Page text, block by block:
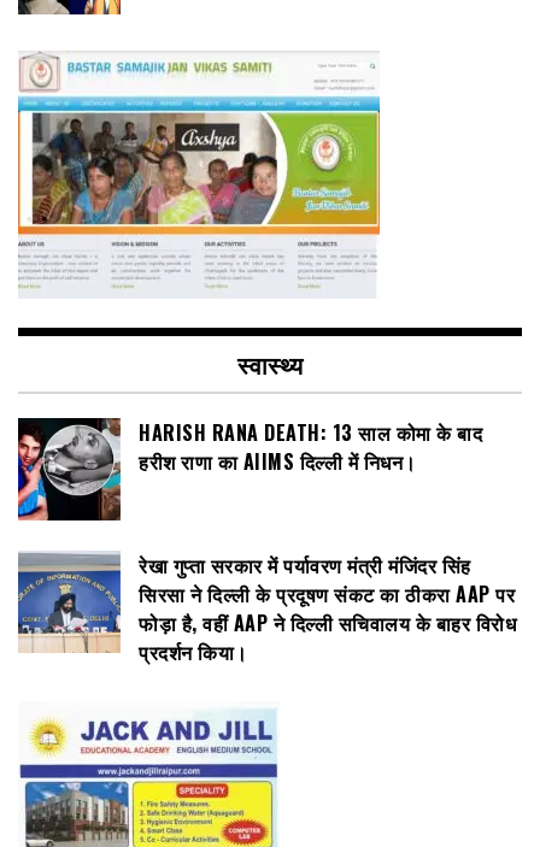
स्वास्थ्य
HARISH RANA DEATH: 13 साल कोमा के बाद
हरीश राणा का AIIMS दिल्ली में निधन।
रेखा गुप्ता सरकार में पर्यावरण मंत्री मंजिंदर सिंह
सिरसा ने दिल्ली के प्रदूषण संकट का ठीकरा AAP पर
फोड़ा है, वहीं AAP ने दिल्ली सचिवालय के बाहर विरोध
प्रदर्शन किया।